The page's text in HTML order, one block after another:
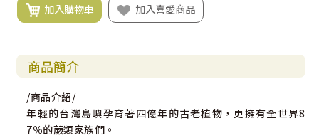
加入購物車 加入喜愛商品
商品簡介
/商品介紹/
年輕的台灣島嶼孕育著四億年的古老植物，更擁有全世界8
7％的蕨類家族們。